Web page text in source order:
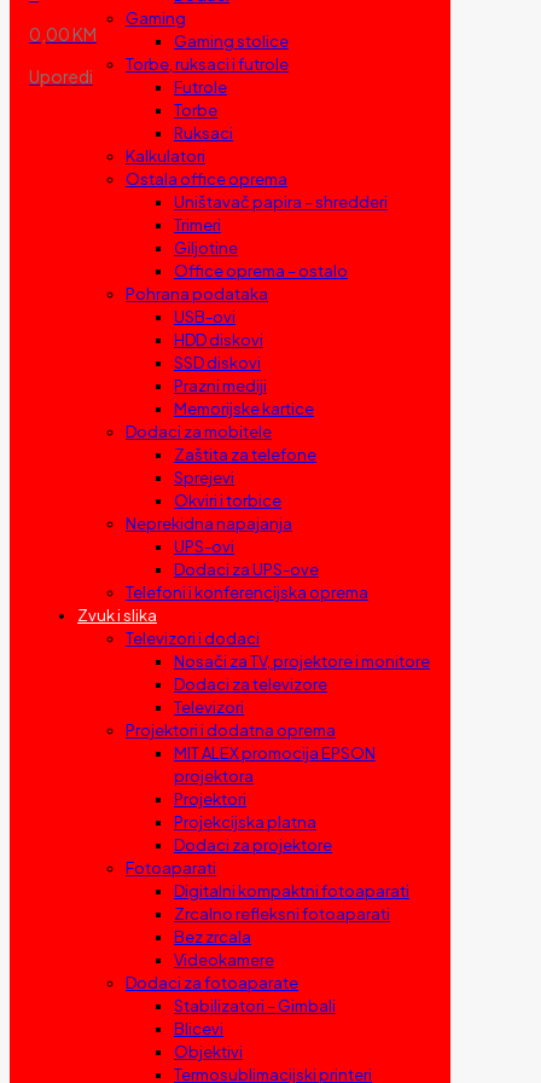
0,00 KM
Uporedi
Gaming
Gaming stolice
Torbe, ruksaci i futrole
Futrole
Torbe
Ruksaci
Kalkulatori
Ostala office oprema
Uništavač papira – shredderi
Trimeri
Giljotine
Office oprema – ostalo
Pohrana podataka
USB-ovi
HDD diskovi
SSD diskovi
Prazni mediji
Memorijske kartice
Dodaci za mobitele
Zaštita za telefone
Sprejevi
Okviri i torbice
Neprekidna napajanja
UPS-ovi
Dodaci za UPS-ove
Telefoni i konferencijska oprema
Zvuk i slika
Televizori i dodaci
Nosači za TV, projektore i monitore
Dodaci za televizore
Televizori
Projektori i dodatna oprema
MIT ALEX promocija EPSON
projektora
Projektori
Projekcijska platna
Dodaci za projektore
Fotoaparati
Digitalni kompaktni fotoaparati
Zrcalno refleksni fotoaparati
Bez zrcala
Videokamere
Dodaci za fotoaparate
Stabilizatori – Gimbali
Blicevi
Objektivi
Termosublimacijski printeri